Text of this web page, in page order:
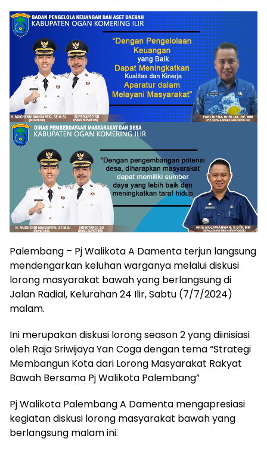
Palembang – Pj Walikota A Damenta terjun langsung
mendengarkan keluhan warganya melalui diskusi
lorong masyarakat bawah yang berlangsung di
Jalan Radial, Kelurahan 24 Ilir, Sabtu (7/7/2024)
malam.
Ini merupakan diskusi lorong season 2 yang diinisiasi
oleh Raja Sriwijaya Yan Coga dengan tema “Strategi
Membangun Kota dari Lorong Masyarakat Rakyat
Bawah Bersama Pj Walikota Palembang”
Pj Walikota Palembang A Damenta mengapresiasi
kegiatan diskusi lorong masyarakat bawah yang
berlangsung malam ini.